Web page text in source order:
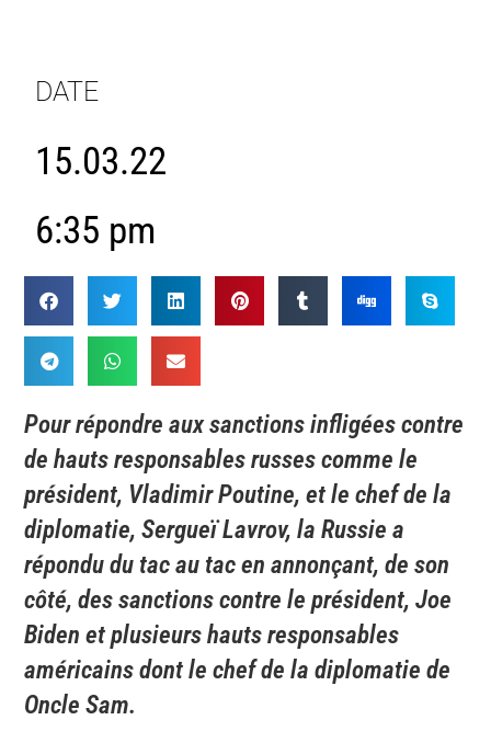
DATE
15.03.22
6:35 pm
Pour répondre aux sanctions infligées contre
de hauts responsables russes comme le
président, Vladimir Poutine, et le chef de la
diplomatie, Sergueï Lavrov, la Russie a
répondu du tac au tac en annonçant, de son
côté, des sanctions contre le président, Joe
Biden et plusieurs hauts responsables
américains dont le chef de la diplomatie de
Oncle Sam.